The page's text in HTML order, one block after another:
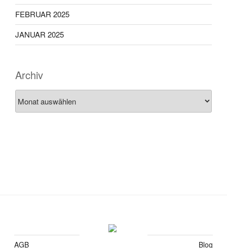
FEBRUAR 2025
JANUAR 2025
Archiv
AGB Blog